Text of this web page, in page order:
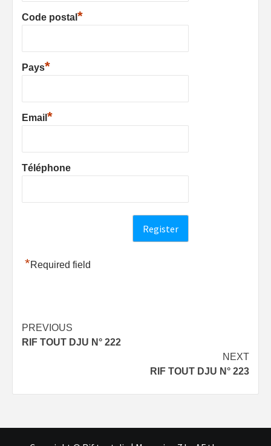
Code postal *
Pays*
Email *
Téléphone
*Required field
Post
navigation
PREVIOUS
RIF TOUT DJU N° 222
NEXT
RIF TOUT DJU N° 223